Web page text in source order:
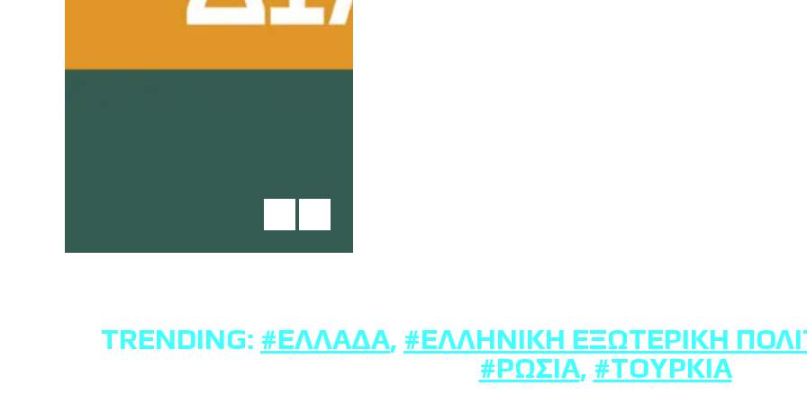
TRENDING: #ΕΛΛΆΔΑ, #ΕΛΛΗΝΙΚΉ ΕΞΩΤΕΡΙΚΉ
#ΡΩΣΊΑ, #ΤΟΥΡΚΊΑ